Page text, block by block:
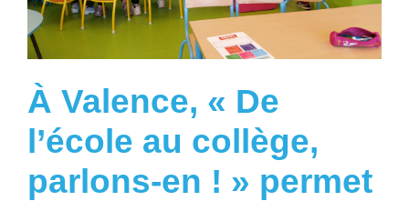
À Valence, « De
l’école au collège,
parlons-en ! » permet